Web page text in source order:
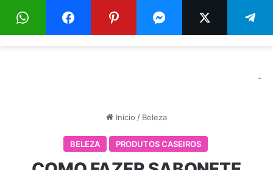
Menu
-
Início / Beleza
BELEZA PRODUTOS CASEIROS